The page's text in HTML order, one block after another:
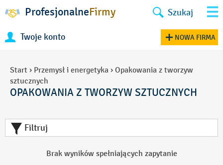
ProfesjonalneFirmy Szukaj
Twoje konto NOWA FIRMA
Start › Przemysł i energetyka › Opakowania z tworzyw
sztucznych
OPAKOWANIA Z TWORZYW SZTUCZNYCH
Filtruj
Brak wyników spełniających zapytanie